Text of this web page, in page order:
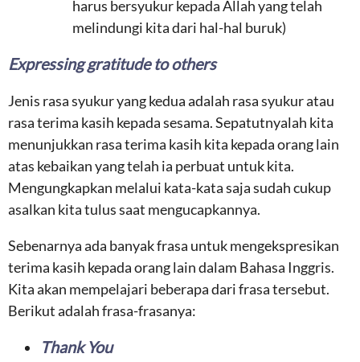
harus bersyukur kepada Allah yang telah
melindungi kita dari hal-hal buruk)
Expressing gratitude to others
Jenis rasa syukur yang kedua adalah rasa syukur atau
rasa terima kasih kepada sesama. Sepatutnyalah kita
menunjukkan rasa terima kasih kita kepada orang lain
atas kebaikan yang telah ia perbuat untuk kita.
Mengungkapkan melalui kata-kata saja sudah cukup
asalkan kita tulus saat mengucapkannya.
Sebenarnya ada banyak frasa untuk mengekspresikan
terima kasih kepada orang lain dalam Bahasa Inggris.
Kita akan mempelajari beberapa dari frasa tersebut.
Berikut adalah frasa-frasanya:
Thank You